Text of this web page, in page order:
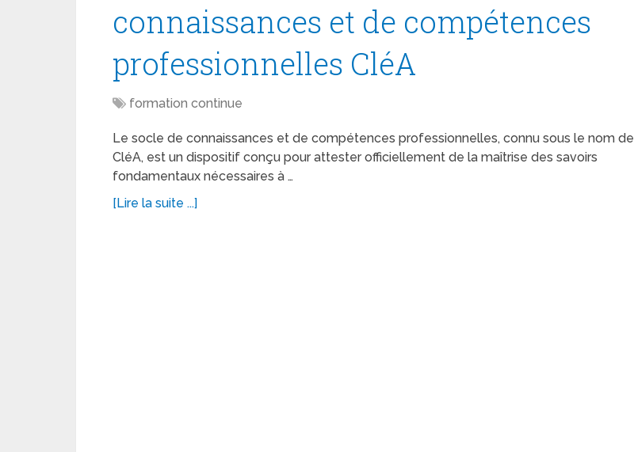
connaissances et de compétences
professionnelles CléA
formation continue
Le socle de connaissances et de compétences professionnelles, connu sous le nom de
CléA, est un dispositif conçu pour attester officiellement de la maîtrise des savoirs
fondamentaux nécessaires à …
[Lire la suite ...]